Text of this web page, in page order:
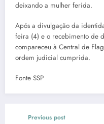
deixando a mulher ferida.
Após a divulgação da
feira (4) e o recebimento de
compareceu à Central de
ordem judicial cumprida.
Fonte SSP
Previous post